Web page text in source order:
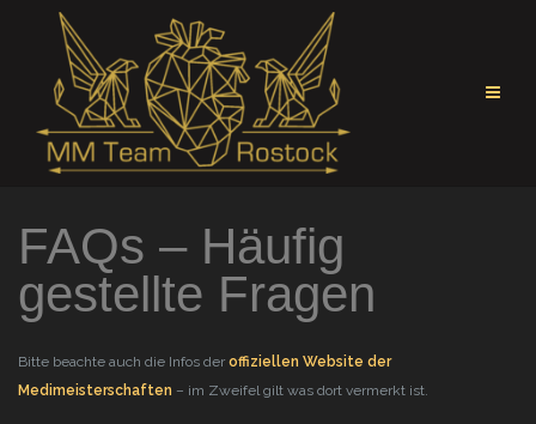
springen
FAQs – Häufig
gestellte Fragen
Bitte beachte auch die Infos der offiziellen Website der
Medimeisterschaften – im Zweifel gilt was dort vermerkt ist.